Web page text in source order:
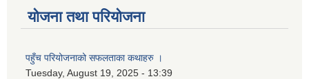
योजना तथा परियोजना
पहुँच परियोजनाको सफलताका कथाहरु ।
Tuesday, August 19, 2025 - 13:39